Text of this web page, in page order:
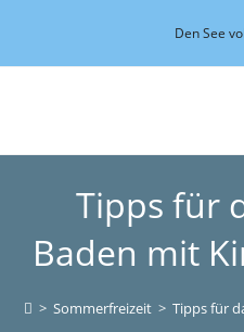
springen
Den See
Tipps für
Baden mit
> Sommerfreizeit > Tipps für